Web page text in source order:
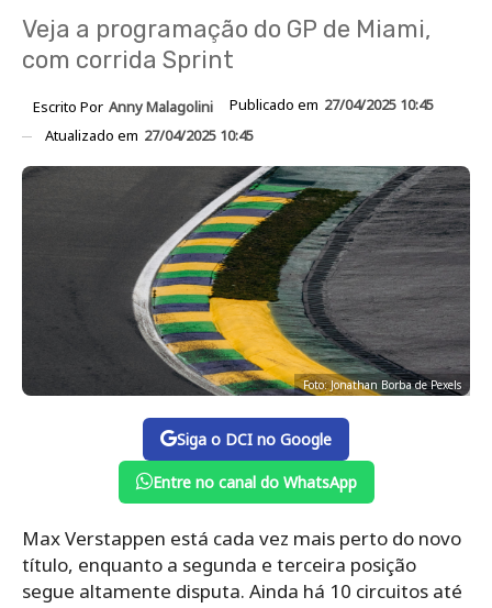
Veja a programação do GP de Miami,
com corrida Sprint
Escrito Por Anny Malagolini Publicado em 27/04/2025 10:45
Atualizado em 27/04/2025 10:45
Foto: Jonathan Borba de Pexels
Siga o DCI no Google
Entre no canal do WhatsApp
Max Verstappen está cada vez mais perto do novo
título, enquanto a segunda e terceira posição
segue altamente disputa. Ainda há 10 circuitos até